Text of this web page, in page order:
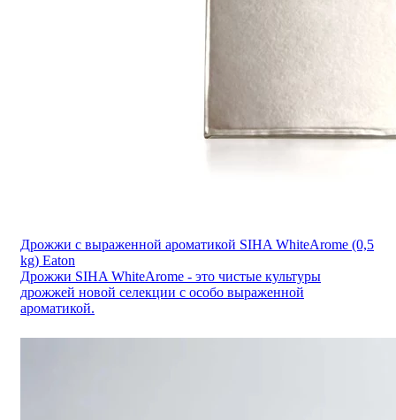
Дрожжи с выраженной ароматикой SIHA WhiteArome (0,5
kg) Eaton
Дрожжи SIHA WhiteArome - это чистые культуры
дрожжей новой селекции с особо выраженной
ароматикой.